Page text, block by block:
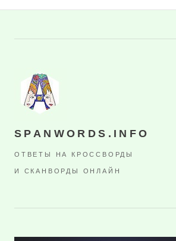
SPANWORDS.INFO
ОТВЕТЫ НА КРОССВОРДЫ
И СКАНВОРДЫ ОНЛАЙН